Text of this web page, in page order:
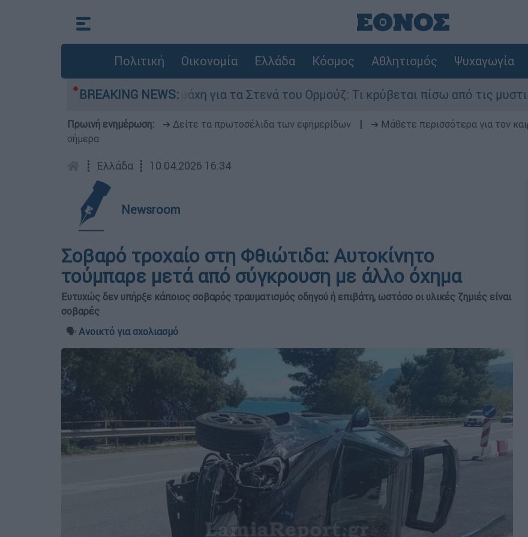
Πολιτική Οικονομία Ελλάδα Κόσμος Αθλητισμός Ψυχαγωγία
BREAKING NEWS:
Η μάχη για τα Στενά του Ορμούζ: Τι κρύβεται πίσω από τις μυστικές
Πρωινή ενημέρωση: ➔ Δείτε τα πρωτοσέλιδα των εφημερίδων ➔ Μάθετε περισσότερα για τον
σήμερα
┋ Ελλάδα ┋ 10.04.2026 16:34
Newsroom
Σοβαρό τροχαίο στη Φθιώτιδα: Αυτοκίνητο
τούμπαρε μετά από σύγκρουση με άλλο όχημα
Ευτυχώς δεν υπήρξε κάποιος σοβαρός τραυματισμός οδηγού ή επιβάτη, ωστόσο οι υλικές ζημιές είναι
σοβαρές
🗣️ Ανοικτό για σχολιασμό